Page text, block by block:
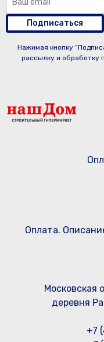
Подписаться
Нажимая кнопку
рассылку и обработку
Оплата.
Московская
деревня
+7